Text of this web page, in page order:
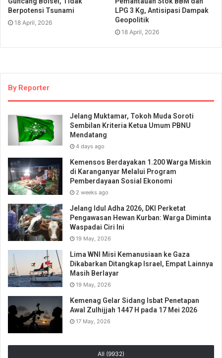
Berpotensi Tsunami
18 April, 2026
LPG 3 Kg, Antisipasi Dampak
Geopolitik
18 April, 2026
By Reporter
Jelang Muktamar, Tokoh Muda Soroti
Sembilan Kriteria Ketua Umum PBNU
Mendatang
4 days ago
Kemensos Berdayakan 1.200 Warga Miskin
di Karanganyar Melalui Program
Pemberdayaan Sosial Ekonomi
2 weeks ago
Jelang Idul Adha 2026, DKI Perketat
Pengawasan Hewan Kurban: Warga Diminta
Waspadai Ciri Ini
19 May, 2026
Lima WNI Misi Kemanusiaan ke Gaza
Dikabarkan Ditangkap Israel, Empat Lainnya
Masih Berlayar
19 May, 2026
Kemenag Gelar Sidang Isbat Penetapan
Awal Zulhijjah 1447 H pada 17 Mei 2026
17 May, 2026
All (9932)